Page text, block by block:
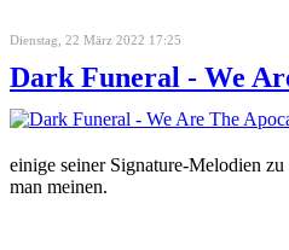
Dienstag, 22 März 2022 17:25
Dark Funeral - We
einige seiner Signature-Melodien
man meinen.